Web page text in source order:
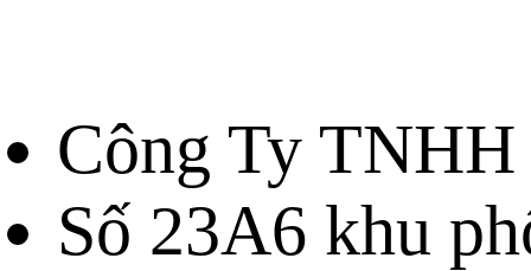
Công Ty
Số 23A6 khu